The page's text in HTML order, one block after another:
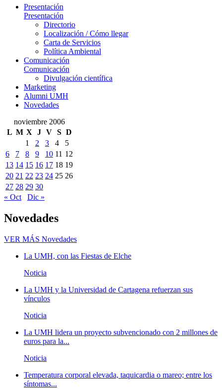
Presentación
Presentación
Directorio
Localización / Cómo llegar
Carta de Servicios
Política Ambiental
Comunicación
Comunicación
Divulgación científica
Marketing
Alumni UMH
Novedades
noviembre 2006
L M X J V S D
1
2 3 4
5
6
7 8 9 10 11 12
13 14 15 16 17 18 19
20 21 22 23 24 25 26
27 28 29 30
« Oct
Dic »
Novedades
VER MÁS Novedades
La UMH, con las Fiestas de Elche
Noticia
La UMH y la Universidad de Cartagena refuerzan sus
vínculos
Noticia
La UMH lidera un proyecto subvencionado con 2 millones de
euros para la...
Noticia
Temperatura corporal elevada, taquicardia o mareo; entre los
síntomas...